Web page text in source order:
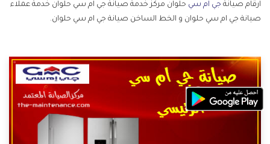
ارقام صيانة جي ام سي حلوان مركز خدمة صيانة جي ام سي حلوان خدمة عملاء
صيانة جي ام سي حلوان و الخط الساخن صيانة جي ام سي حلوان.